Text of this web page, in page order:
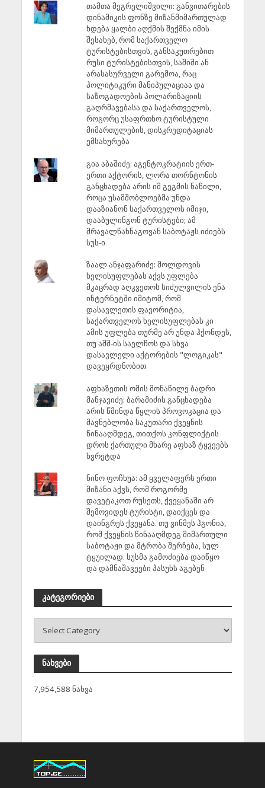
თამთა მეგრელიშვილი: განვითარების
დინამიკის ფონზე მიზანმიმართულად
ხდება ყალბი აღქმის შექმნა იმის
შესახებ, რომ საქართველო
ტურისტებისთვის, განსაკუთრებით
რუსი ტურისტებისთვის, საშიში ან
არასასურველი გარემოა, რაც
პოლიტიკური მანიპულაციაა და
საზოგადოების პოლარიზაციის
გაღრმავებასა და საქართველოს,
როგორც უსაფრთხო ტურისტული
მიმართულების, დისკრედიტაციას
ემსახურება
გია აბაშიძე: აგენტოკრატიის ერთ-
ერთი აქტორის, ლორა თორნტონის
განცხადება არის იმ გეგმის ნაწილი,
როცა უსამშობლოებმა უნდა
დააზიანონ საქართველოს იმიჯი,
დააბულინგონ ტურისტები; ამ
მრავალწახნაგოვან საბოტაჟს იძიებს
სუს-ი
ზაალ ანჯაფარიძე: მოლდოვის
ხელისუფლებას აქვს უფლება
მკაცრად აღკვეთოს სიძულვილის ენა
ინტერნეტში იმიტომ, რომ
დასავლეთის ფავორიტია,
საქართველოს ხელისუფლებას კი
ამის უფლება თურმე არ უნდა ჰქონდეს,
თუ აშშ-ის საელჩოს და სხვა
დასავლელი აქტორების "ლოგიკას"
დავეყრდნობით
აფხაზეთის ომის მონაწილე ბადრი
მანჯავიძე: ბარამიძის განცხადება
არის წმინდა წყლის პროვოკაცია და
მავნებლობა საკუთარი ქვეყნის
წინააღმდეგ, თითქოს კონფლიქტის
დროს ქართული მხარე აფხაზ ტყვეებს
ხვრეტდა
ნინო ფოჩხუა: ამ ყველაფერს ერთი
მიზანი აქვს, რომ როგორმე
დავეტაკოთ რუსეთს, ქვეყანაში არ
შემოვიდეს ტურისტი, დაიქცეს და
დაინგრეს ქვეყანა. თუ ვინმეს ჰგონია,
რომ ქვეყნის წინააღმდეგ მიმართული
საბოტაჟი და მტრობა შერჩება, სულ
ტყუილად. სუსმა გამოძიება დაიწყო
და დამნაშავეები პასუხს აგებენ
კატეგორიები
ნახვები
7,954,588 ნახვა